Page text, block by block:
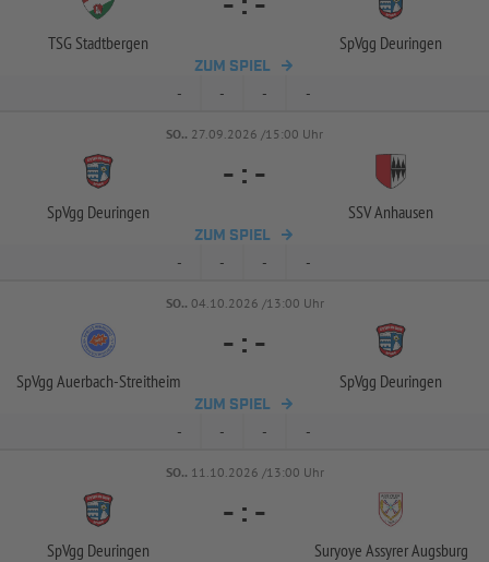
TSG Stadtbergen SpVgg Deuringen
ZUM SPIEL
- - - -
SO.. 27.09.2026 /15:00 Uhr
SpVgg Deuringen
- : -
SSV Anhausen
ZUM SPIEL
- - - -
SO.. 04.10.2026 /13:00 Uhr
SpVgg Auerbach-Streitheim
- : -
SpVgg Deuringen
ZUM SPIEL
- - - -
SO.. 11.10.2026 /13:00 Uhr
SpVgg Deuringen
- : -
Suryoye Assyrer Augsburg